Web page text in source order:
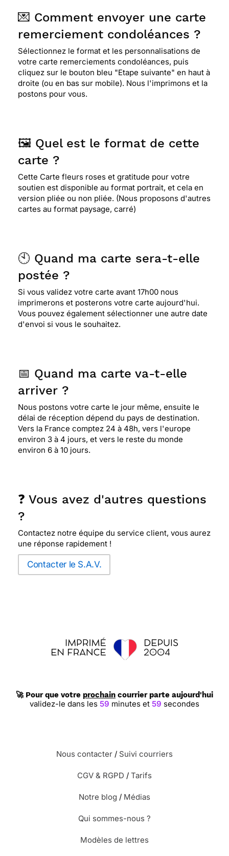
💌 Comment envoyer une carte
remerciement condoléances ?
Sélectionnez le format et les personnalisations de
votre carte remerciements condoléances, puis
cliquez sur le bouton bleu "Etape suivante" en haut à
droite (ou en bas sur mobile). Nous l'imprimons et la
postons pour vous.
🖼️ Quel est le format de cette
carte ?
Cette Carte fleurs roses et gratitude pour votre
soutien est disponible au format portrait, et cela en
version pliée ou non pliée. (Nous proposons d'autres
cartes au format paysage, carré)
🕙 Quand ma carte sera-t-elle
postée ?
Si vous validez votre carte avant 17h00 nous
imprimerons et posterons votre carte aujourd'hui.
Vous pouvez également sélectionner une autre date
d'envoi si vous le souhaitez.
📅 Quand ma carte va-t-elle
arriver ?
Nous postons votre carte le jour même, ensuite le
délai de réception dépend du pays de destination.
Vers la France comptez 24 à 48h, vers l'europe
environ 3 à 4 jours, et vers le reste du monde
environ 6 à 10 jours.
❓ Vous avez d'autres questions
?
Contactez notre équipe du service client, vous aurez
une réponse rapidement !
Contacter le S.A.V.
🚀 Pour que votre prochain courrier parte aujourd'hui
validez-le dans les 59 minutes et 58 secondes
Nous contacter / Suivi courriers
CGV & RGPD / Tarifs
Notre blog / Médias
Qui sommes-nous ?
Modèles de lettres